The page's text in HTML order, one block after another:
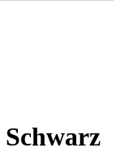
Schwarz